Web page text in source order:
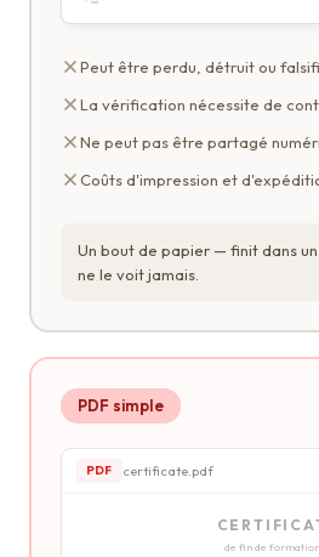
Peut être perdu, détruit ou
La vérification nécessite de
Ne peut pas être partagé
Coûts d'impression et
Un bout de papier — finit dans
ne le voit jamais.
PDF simple
PDF certificate.pdf
de fin de formation